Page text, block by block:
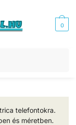
0
telefontokra.
és méretben.